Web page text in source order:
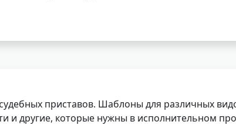
приставов. Шаблоны для различных
и другие, которые нужны в исполнительном